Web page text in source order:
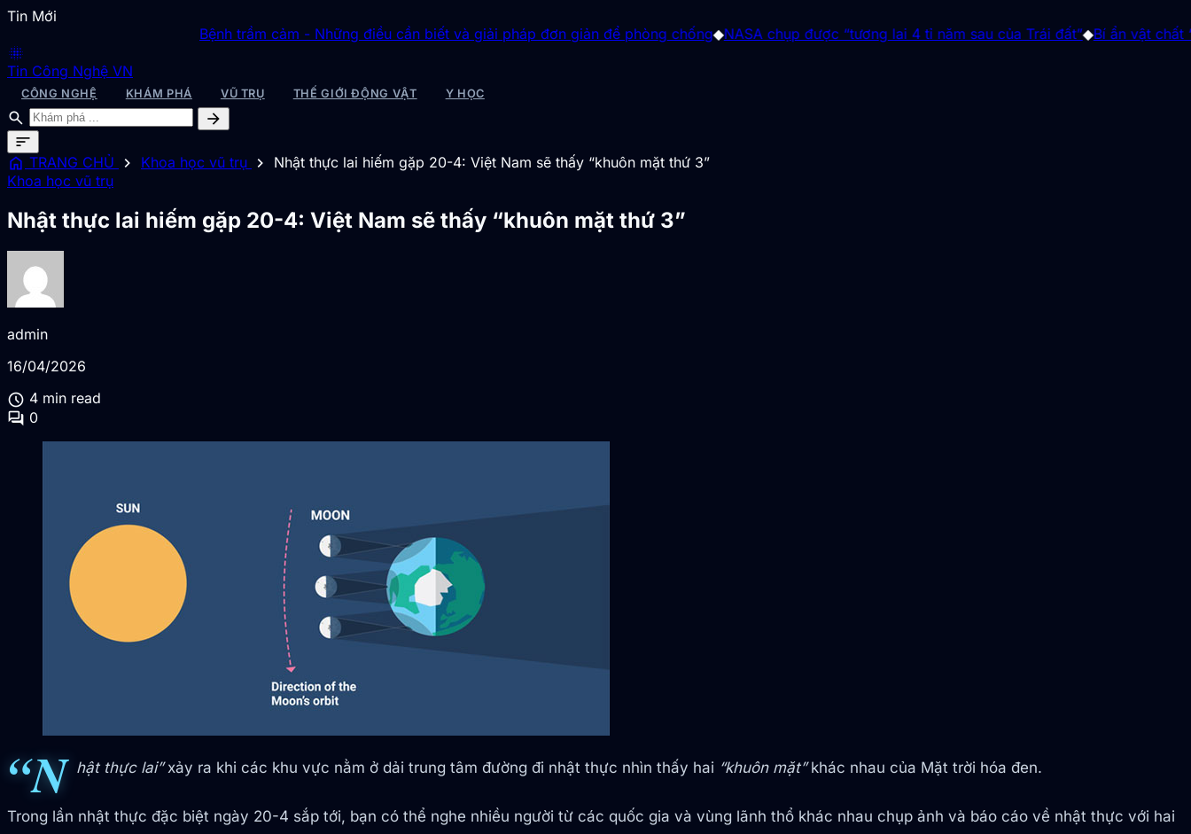
Tin Mới
Bệnh trầm cảm - Những điều cần biết và giải pháp đơn giản để phòng chống◆NASA chụp được “tương lai 4 tỉ năm sau của Trái đất”◆Bí ẩn vật chất “ngoài
blur_on
Tin Công Nghệ VN
CÔNG NGHỆ KHÁM PHÁ VŨ TRỤ THẾ GIỚI ĐỘNG VẬT Y HỌC
search
arrow_forward
sort
home TRANG CHỦ chevron_right Khoa học vũ trụ chevron_right
Nhật thực lai hiếm gặp 20-4: Việt Nam sẽ thấy “khuôn mặt thứ 3”
Khoa học vũ trụ
Nhật thực lai hiếm gặp 20-4: Việt Nam sẽ thấy “khuôn mặt thứ 3”
admin
16/04/2026
schedule 4 min read
forum 0
“N hật thực lai”xảy ra khi các khu vực nằm ở dải trung tâm đường đi nhật thực nhìn thấy hai “khuôn mặt”khác nhau của Mặt trời hóa đen.
Trong lần nhật thực đặc biệt ngày 20-4 sắp tới, bạn có thể nghe nhiều người từ các quốc gia và vùng lãnh thổ khác nhau chụp ảnh và báo cáo về nhật thực với hai